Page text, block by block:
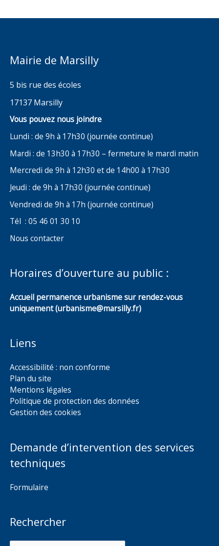
Mairie de Marsilly
5 bis rue des écoles
17137 Marsilly
Vous pouvez nous joindre
Lundi : de 9h à 17h30 (journée continue)
Mardi : de 13h30 à 17h30 – fermeture le mardi matin
Mercredi de 9h à 12h30 et de 14h00 à 17h30
Jeudi : de 9h à 17h30 (journée continue)
Vendredi de 9h à 17h (journée continue)
Tél : 05 46 01 30 10
Nous contacter
Horaires d’ouverture au public :
Accueil permanence urbanisme sur rendez-vous
uniquement (urbanisme@marsilly.fr)
Liens
Accessibilité : non conforme
Plan du site
Mentions légales
Politique de protection des données
Gestion des cookies
Demande d’intervention des services
techniques
Formulaire
Rechercher